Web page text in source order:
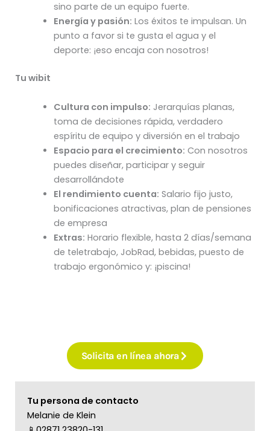
sino parte de un equipo fuerte.
Energía y pasión: Los éxitos te impulsan. Un
punto a favor si te gusta el agua y el
deporte: ¡eso encaja con nosotros!
Tu wibit
Cultura con impulso: Jerarquías planas,
toma de decisiones rápida, verdadero
espíritu de equipo y diversión en el trabajo
Espacio para el crecimiento: Con nosotros
puedes diseñar, participar y seguir
desarrollándote
El rendimiento cuenta: Salario fijo justo,
bonificaciones atractivas, plan de pensiones
de empresa
Extras: Horario flexible, hasta 2 días/semana
de teletrabajo, JobRad, bebidas, puesto de
trabajo ergonómico y: ¡piscina!
Solicita en línea ahora
Tu persona de contacto
Melanie de Klein